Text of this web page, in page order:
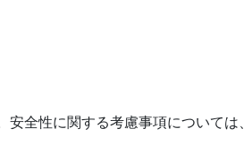
全性に関する考慮事項については、